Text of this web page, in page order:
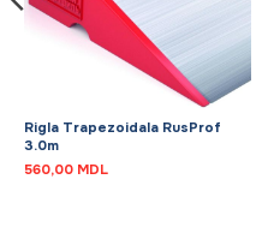
Rigla Trapezoidala RusProf
3.0m
560,00 MDL